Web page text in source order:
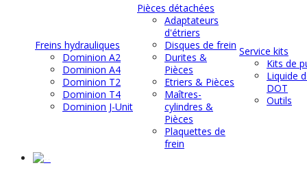
Freins hydrauliques
Dominion A2
Dominion A4
Dominion T2
Dominion T4
Dominion J-Unit
Pièces détachées
Adaptateurs
d'étriers
Disques de frein
Durites &
Pièces
Etriers & Pièces
Maîtres-
cylindres &
Pièces
Plaquettes de
frein
Service kits
Kits de
Liquide
DOT
Outils